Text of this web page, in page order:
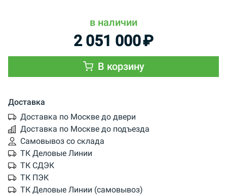
в наличии
2 051 000₽
В корзину
Доставка
Доставка по Москве до двери
Доставка по Москве до подъезда
Самовывоз со склада
ТК Деловые Линии
ТК СДЭК
ТК ПЭК
ТК Деловые Линии (самовывоз)